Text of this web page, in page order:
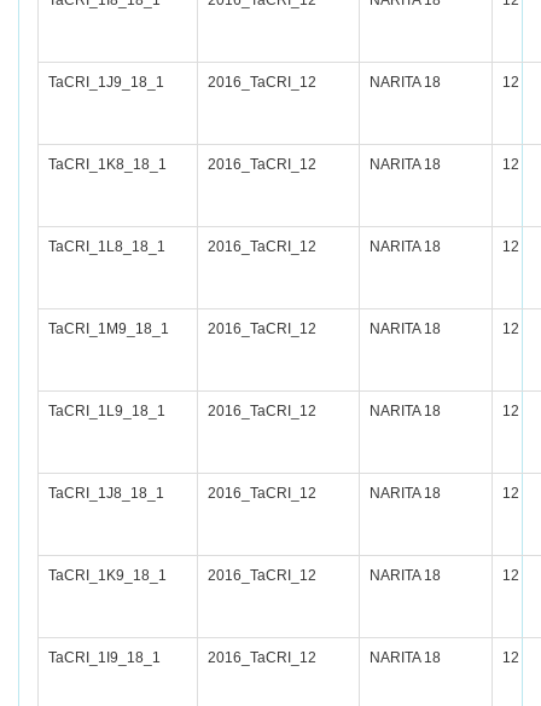
TaCRI_1J9_18_1 2016_TaCRI_12 NARITA 18 12
TaCRI_1K8_18_1 2016_TaCRI_12 NARITA 18 12
TaCRI_1L8_18_1 2016_TaCRI_12 NARITA 18 12
TaCRI_1M9_18_1 2016_TaCRI_12 NARITA 18 12
TaCRI_1L9_18_1 2016_TaCRI_12 NARITA 18 12
TaCRI_1J8_18_1 2016_TaCRI_12 NARITA 18 12
TaCRI_1K9_18_1 2016_TaCRI_12 NARITA 18 12
TaCRI_1I9_18_1 2016_TaCRI_12 NARITA 18 12